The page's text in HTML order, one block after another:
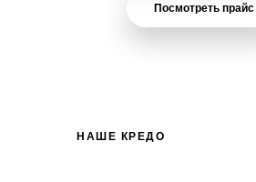
Посмотреть прайс
НАШЕ КРЕДО